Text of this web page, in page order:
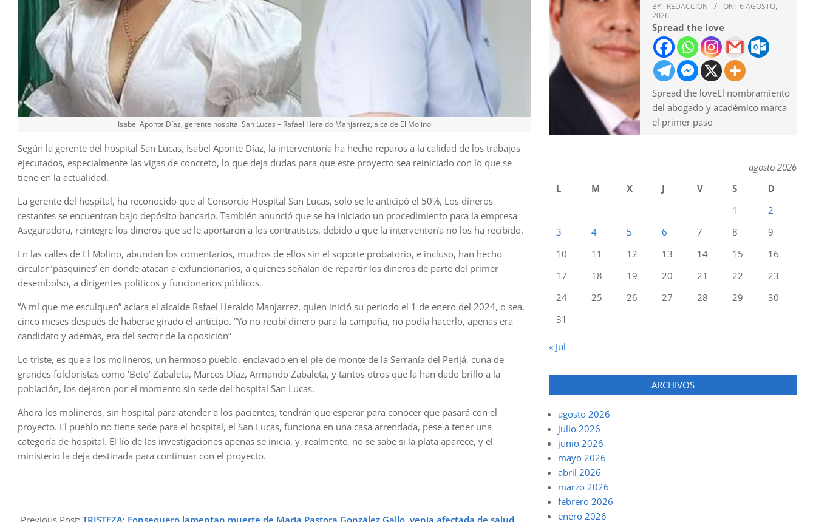
Isabel Aponte Díaz, gerente hospital San Lucas – Rafael Heraldo Manjarrez, alcalde El Molino
Según la gerente del hospital San Lucas, Isabel Aponte Díaz, la interventoría ha hecho reparos a la calidad de los trabajos
ejecutados, especialmente las vigas de concreto, lo que deja dudas para que este proyecto sea reiniciado con lo que se
tiene en la actualidad.
La gerente del hospital, ha reconocido que al Consorcio Hospital San Lucas, solo se le anticipó el 50%, Los dineros
restantes se encuentran bajo depósito bancario. También anunció que se ha iniciado un procedimiento para la empresa
Aseguradora, reintegre los dineros que se le aportaron a los contratistas, debido a que la interventoría no los ha recibido.
En las calles de El Molino, abundan los comentarios, muchos de ellos sin el soporte probatorio, e incluso, han hecho
circular ‘pasquines’ en donde atacan a exfuncionarios, a quienes señalan de repartir los dineros de parte del primer
desembolso, a dirigentes políticos y funcionarios públicos.
“A mí que me esculquen” aclara el alcalde Rafael Heraldo Manjarrez, quien inició su periodo el 1 de enero del 2024, o sea,
cinco meses después de haberse girado el anticipo. “Yo no recibí dinero para la campaña, no podía hacerlo, apenas era
candidato y además, era del sector de la oposición”
Lo triste, es que a los molineros, un hermoso pueblo, enclavado en el pie de monte de la Serranía del Perijá, cuna de
grandes folcloristas como ‘Beto’ Zabaleta, Marcos Díaz, Armando Zabaleta, y tantos otros que la han dado brillo a la
población, los dejaron por el momento sin sede del hospital San Lucas.
Ahora los molineros, sin hospital para atender a los pacientes, tendrán que esperar para conocer que pasará con el
proyecto. El pueblo no tiene sede para el hospital, el San Lucas, funciona en una casa arrendada, pese a tener una
categoría de hospital. El lío de las investigaciones apenas se inicia, y, realmente, no se sabe si la plata aparece, y el
ministerio la deja destinada para continuar con el proyecto.
08-
Previous Post: TRISTEZA: Fonsequero lamentan muerte de María Pastora González Gallo, venía afectada de salud
BY: REDACCION ON: 6 AGOSTO,
2026
Spread the love
Spread the loveEl nombramiento
del abogado y académico marca
el primer paso
agosto 2026
L
M X J V S
D
1
2
3
4 5 6 7 8
9
10
11 12 13 14 15
16
17
18 19 20 21 22
23
24
25 26 27 28 29
30
31
« Jul
ARCHIVOS
agosto 2026
julio 2026
junio 2026
mayo 2026
abril 2026
marzo 2026
febrero 2026
enero 2026